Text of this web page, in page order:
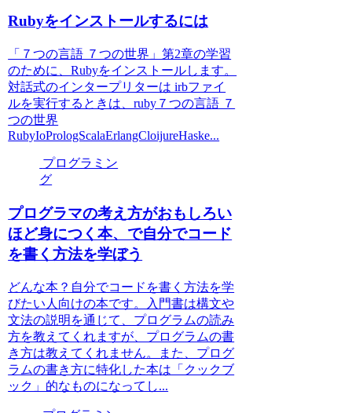
Rubyをインストールするには
「７つの言語 ７つの世界」第2章の学習
のために、Rubyをインストールします。
対話式のインタープリターは irbファイ
ルを実行するときは、ruby７つの言語 ７
つの世界
RubyIoPrologScalaErlangCloijureHaske...
プログラミン
グ
プログラマの考え方がおもしろい
ほど身につく本、で自分でコード
を書く方法を学ぼう
どんな本？自分でコードを書く方法を学
びたい人向けの本です。入門書は構文や
文法の説明を通じて、プログラムの読み
方を教えてくれますが、プログラムの書
き方は教えてくれません。また、プログ
ラムの書き方に特化した本は「クックブ
ック」的なものになってし...